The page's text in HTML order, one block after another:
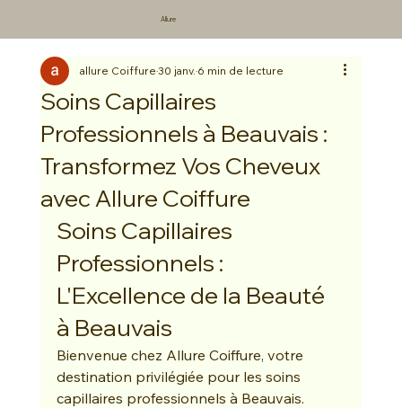
Allure
Soins Capillaires
Professionnels à Beauvais :
Transformez Vos Cheveux
avec Allure Coiffure
allure Coiffure30 janv.6 min de lecture
Soins Capillaires
Professionnels :
L'Excellence de la Beauté
à Beauvais
Bienvenue chez Allure Coiffure, votre
destination privilégiée pour les soins
capillaires professionnels à Beauvais.